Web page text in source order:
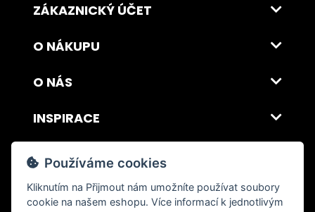
ZÁKAZNICKÝ ÚČET
O NÁKUPU
O NÁS
INSPIRACE
DOPRAVA A PLATBA
© 2026 ITALSKY INTERIER s.r.o. Vytvořilo INIZIO Internet Media s.r.o.|
Používáme cookies
Kliknutím na Přijmout nám umožníte používat soubory
cookie na našem eshopu. Více informací k jednotlivým